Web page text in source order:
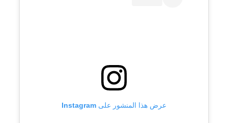
عرض هذا المنشور على Instagram